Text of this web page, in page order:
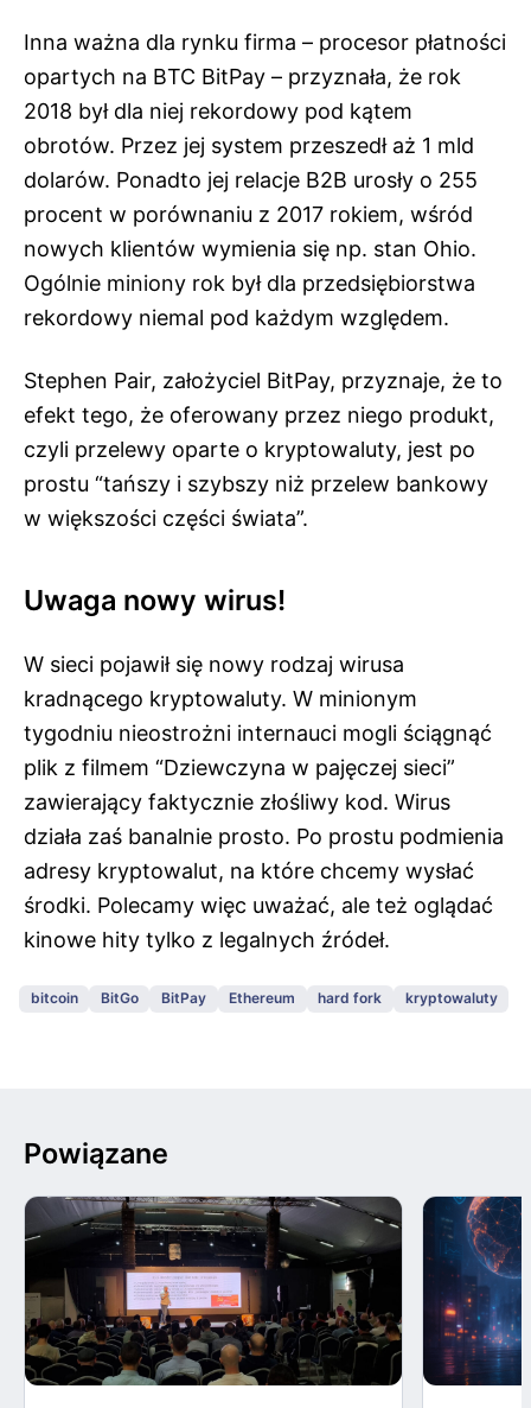
Inna ważna dla rynku firma – procesor płatności
opartych na BTC BitPay – przyznała, że rok
2018 był dla niej rekordowy pod kątem
obrotów. Przez jej system przeszedł aż 1 mld
dolarów. Ponadto jej relacje B2B urosły o 255
procent w porównaniu z 2017 rokiem, wśród
nowych klientów wymienia się np. stan Ohio.
Ogólnie miniony rok był dla przedsiębiorstwa
rekordowy niemal pod każdym względem.
Stephen Pair, założyciel BitPay, przyznaje, że to
efekt tego, że oferowany przez niego produkt,
czyli przelewy oparte o kryptowaluty, jest po
prostu “tańszy i szybszy niż przelew bankowy
w większości części świata”.
Uwaga nowy wirus!
W sieci pojawił się nowy rodzaj wirusa
kradnącego kryptowaluty. W minionym
tygodniu nieostrożni internauci mogli ściągnąć
plik z filmem “Dziewczyna w pajęczej sieci”
zawierający faktycznie złośliwy kod. Wirus
działa zaś banalnie prosto. Po prostu podmienia
adresy kryptowalut, na które chcemy wysłać
środki. Polecamy więc uważać, ale też oglądać
kinowe hity tylko z legalnych źródeł.
bitcoin BitGo BitPay Ethereum hard fork kryptowaluty
Powiązane